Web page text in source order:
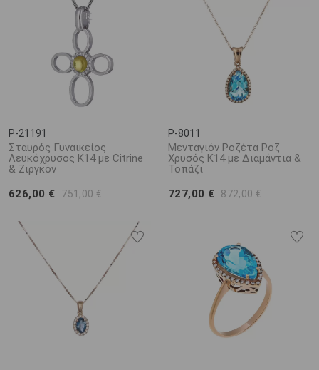
P-21191
Σταυρός Γυναικείος
Λευκόχρυσος Κ14 με Citrine
& Ζιργκόν
626,00 € 751,00 €
P-8011
Μενταγιόν Ροζέτα Ροζ
Χρυσός Κ14 με Διαμάντια &
Τοπάζι
727,00 € 872,00 €